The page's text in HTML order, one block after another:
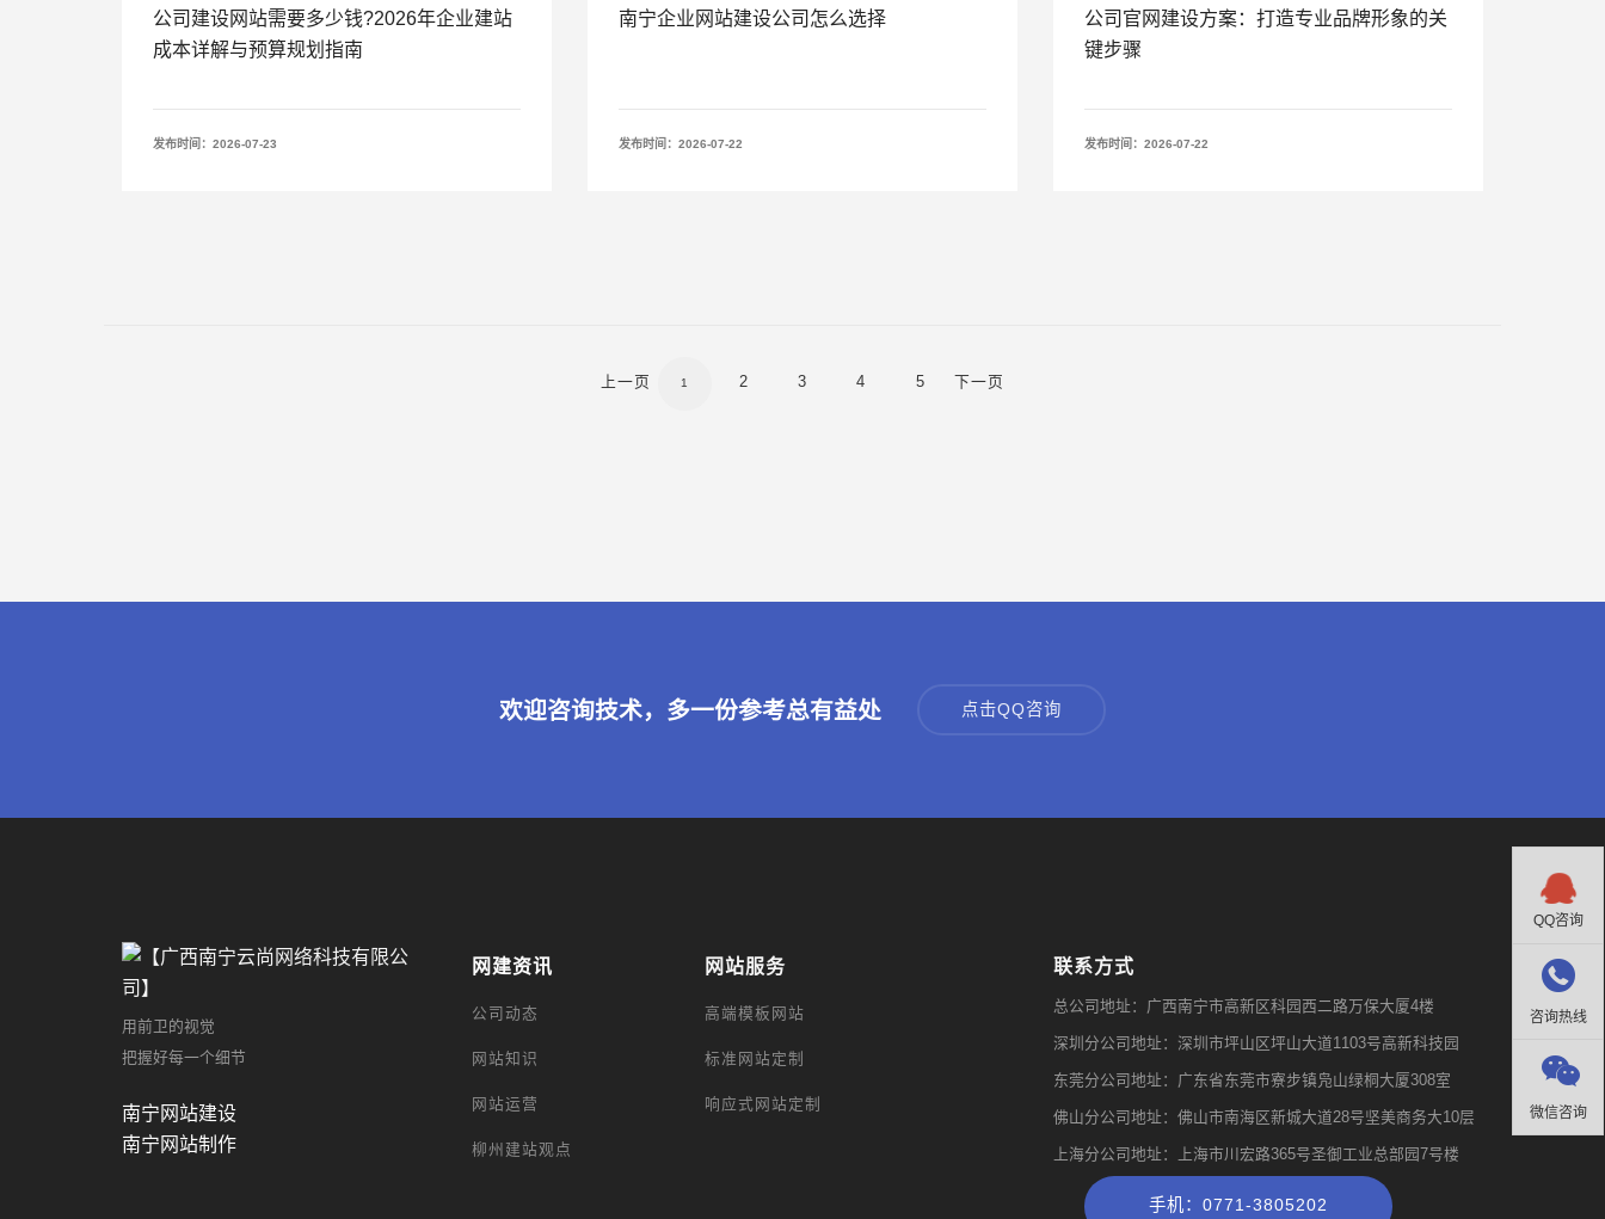
公司建设网站需要多少钱?2026年企业建站
成本详解与预算规划指南
发布时间：2026-07-23
南宁企业网站建设公司怎么选择
发布时间：2026-07-22
公司官网建设方案：打造专业品牌形象的关
键步骤
发布时间：2026-07-22
上一页 1 2 3 4 5 下一页
欢迎咨询技术，多一份参考总有益处 点击QQ咨询
用前卫的视觉
把握好每一个细节
南宁网站建设
南宁网站制作
网建资讯
公司动态
网站知识
网站运营
柳州建站观点
网站服务
高端模板网站
标准网站定制
响应式网站定制
联系方式
总公司地址：广西南宁市高新区科园西二路万保大厦4楼
深圳分公司地址：深圳市坪山区坪山大道1103号高新科技园
东莞分公司地址：广东省东莞市寮步镇凫山绿桐大厦308室
佛山分公司地址：佛山市南海区新城大道28号坚美商务大10层
上海分公司地址：上海市川宏路365号圣御工业总部园7号楼
手机：0771-3805202

QQ咨询

咨询热线

微信咨询